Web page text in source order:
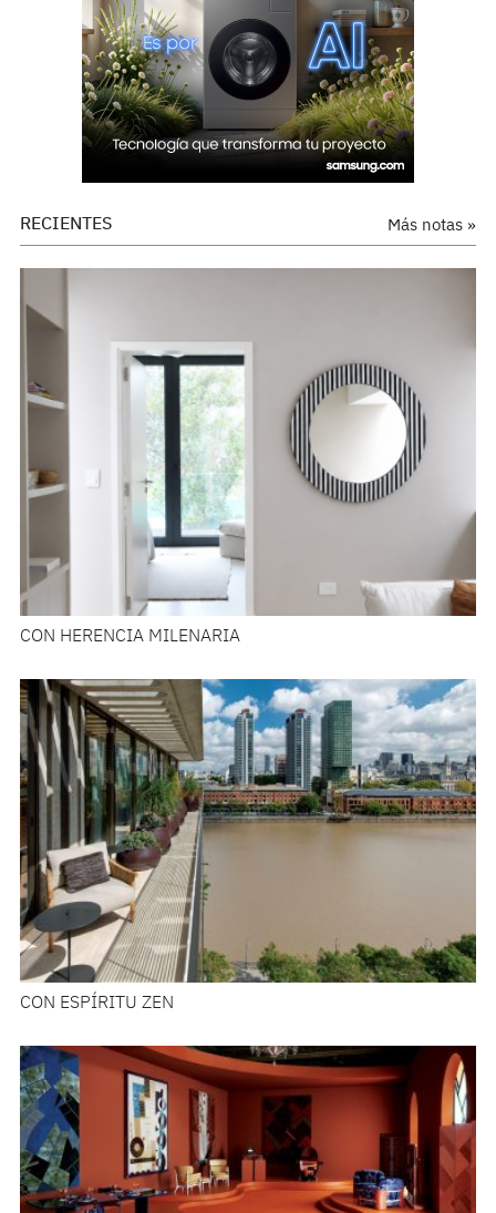
Más notas »
RECIENTES
CON HERENCIA MILENARIA
CON ESPÍRITU ZEN